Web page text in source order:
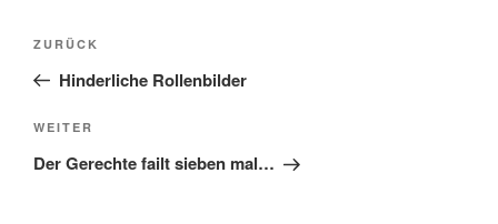
Beitragsnavigation
Vorheriger
Beitrag
ZURÜCK
Hinderliche Rollenbilder
Nächster
Beitrag
WEITER
Der Gerechte failt sieben mal…